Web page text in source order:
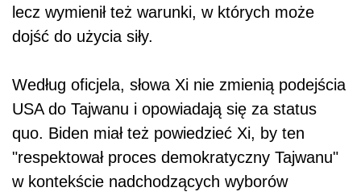
lecz wymienił też warunki, w których może
dojść do użycia siły.
Według oficjela, słowa Xi nie zmienią podejścia
USA do Tajwanu i opowiadają się za status
quo. Biden miał też powiedzieć Xi, by ten
"respektował proces demokratyczny Tajwanu"
w kontekście nadchodzących wyborów